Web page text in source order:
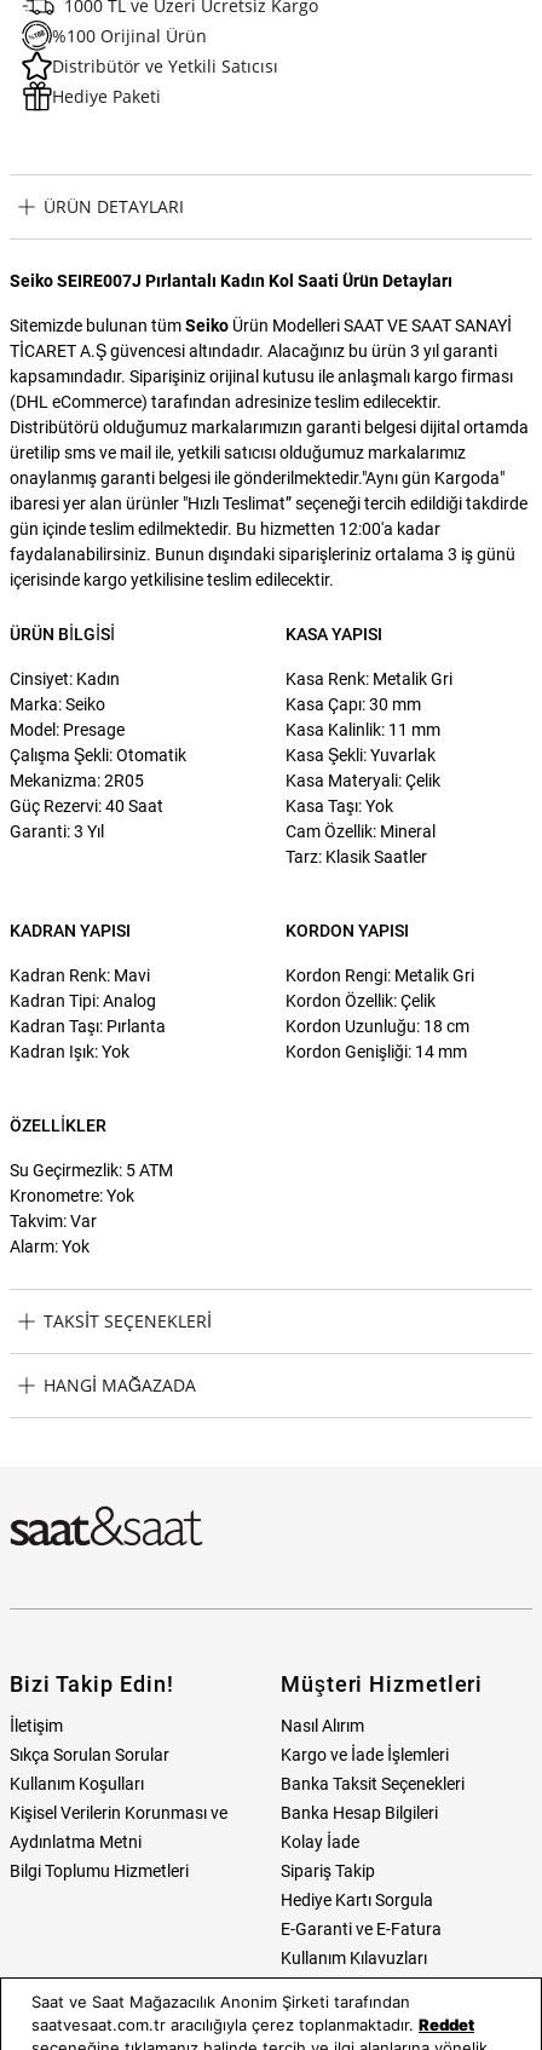
1000 TL ve Üzeri Ücretsiz Kargo
%100 Orijinal Ürün
Distribütör ve Yetkili Satıcısı
Hediye Paketi
ÜRÜN DETAYLARI
Seiko SEIRE007J Pırlantalı Kadın Kol Saati Ürün Detayları
Sitemizde bulunan tümSeiko Ürün Modelleri SAAT VE SAAT SANAYİ
TİCARET A.Ş güvencesi altındadır. Alacağınız bu ürün 3 yıl garanti
kapsamındadır. Siparişiniz orijinal kutusu ile anlaşmalı kargo firması
(DHL eCommerce) tarafından adresinize teslim edilecektir.
Distribütörü olduğumuz markalarımızın garanti belgesi dijital ortamda
üretilip sms ve mail ile, yetkili satıcısı olduğumuz markalarımız
onaylanmış garanti belgesi ile gönderilmektedir."Aynı gün Kargoda"
ibaresi yer alan ürünler "Hızlı Teslimat” seçeneği tercih edildiği takdirde
gün içinde teslim edilmektedir. Bu hizmetten 12:00'a kadar
faydalanabilirsiniz. Bunun dışındaki siparişleriniz ortalama 3 iş günü
içerisinde kargo yetkilisine teslim edilecektir.
ÜRÜN BILGISI
Cinsiyet: Kadın
Marka: Seiko
Model: Presage
Çalışma Şekli: Otomatik
Mekanizma: 2R05
Güç Rezervi: 40 Saat
Garanti: 3 Yıl
KASA YAPISI
Kasa Renk: Metalik Gri
Kasa Çapı: 30 mm
Kasa Kalinlik: 11 mm
Kasa Şekli: Yuvarlak
Kasa Materyali: Çelik
Kasa Taşı: Yok
Cam Özellik: Mineral
Tarz: Klasik Saatler
KADRAN YAPISI
Kadran Renk: Mavi
Kadran Tipi: Analog
Kadran Taşı: Pırlanta
Kadran Işık: Yok
KORDON YAPISI
Kordon Rengi: Metalik Gri
Kordon Özellik: Çelik
Kordon Uzunluğu: 18 cm
Kordon Genişliği: 14 mm
ÖZELLIKLER
Su Geçirmezlik: 5 ATM
Kronometre: Yok
Takvim: Var
Alarm: Yok
TAKSIT SEÇENEKLERI
HANGI MAĞAZADA
Bizi Takip Edin!
İletişim
Sıkça Sorulan Sorular
Kullanım Koşulları
Kişisel Verilerin Korunması ve
Aydınlatma Metni
Bilgi Toplumu Hizmetleri
Müşteri Hizmetleri
Nasıl Alırım
Kargo ve İade İşlemleri
Banka Taksit Seçenekleri
Banka Hesap Bilgileri
Kolay İade
Sipariş Takip
Hediye Kartı Sorgula
E-Garanti ve E-Fatura
Kullanım Kılavuzları
Saat ve Saat Kategoriler
Saat ve Saat Mağazacılık Anonim Şirketi tarafından
saatvesaat.com.tr aracılığıyla çerez toplanmaktadır. Reddet